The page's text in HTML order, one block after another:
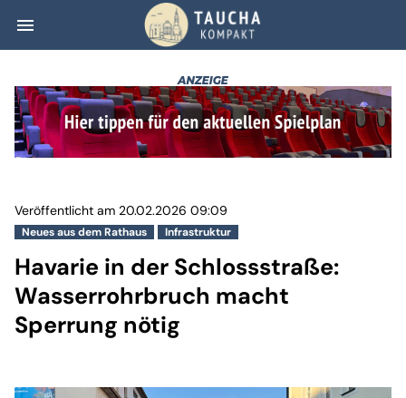
menu Havarie in der
Neues aus dem Rathaus Infrastruktur
Veröffentlicht am 20.02.2026 09:09
Havarie in der Schlossstraße:
Wasserrohrbruch macht
Sperrung nötig